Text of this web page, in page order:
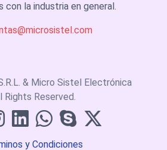
con la industria en general.
& Micro Sistel Electrónica
Rights Reserved.
y Condiciones